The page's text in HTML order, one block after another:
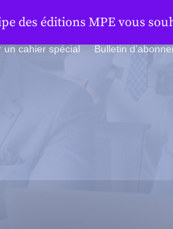
un cahier spécial Bulletin
des éditions MPE vous